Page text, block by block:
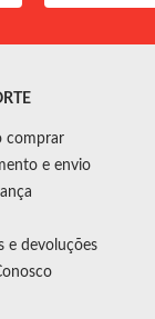
comprar
e envio
e devoluções